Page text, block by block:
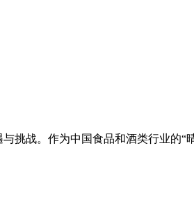
挑战。作为中国食品和酒类行业的“